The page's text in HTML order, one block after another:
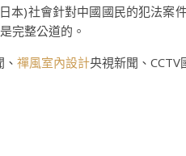
本)社會針對中國國民的犯法
完整公道的。
禪風室內設計央視新聞、